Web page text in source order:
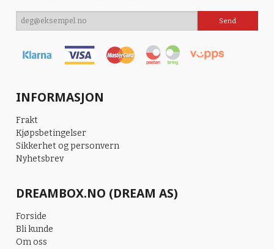
INFORMASJON
Frakt
Kjøpsbetingelser
Sikkerhet og personvern
Nyhetsbrev
DREAMBOX.NO (DREAM AS)
Forside
Bli kunde
Om oss